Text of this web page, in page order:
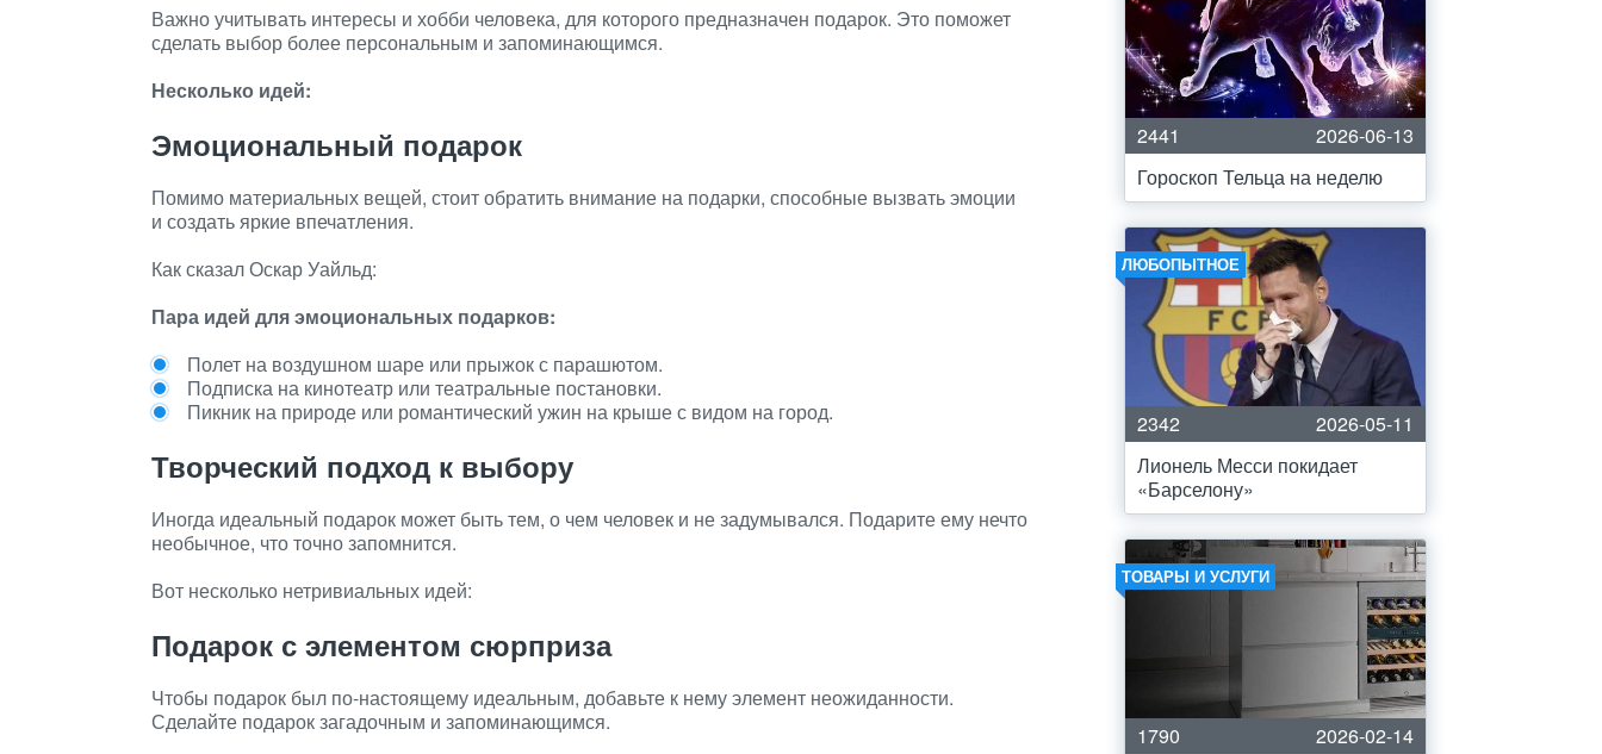
Важно учитывать интересы и хобби человека, для которого предназначен подарок. Это поможет
сделать выбор более персональным и запоминающимся.
Несколько идей:
Эмоциональный подарок
Помимо материальных вещей, стоит обратить внимание на подарки, способные вызвать эмоции
и создать яркие впечатления.
Как сказал Оскар Уайльд:
Пара идей для эмоциональных подарков:
Полет на воздушном шаре или прыжок с парашютом.
Подписка на кинотеатр или театральные постановки.
Пикник на природе или романтический ужин на крыше с видом на город.
Творческий подход к выбору
Иногда идеальный подарок может быть тем, о чем человек и не задумывался. Подарите ему нечто
необычное, что точно запомнится.
Вот несколько нетривиальных идей:
Подарок с элементом сюрприза
Чтобы подарок был по-настоящему идеальным, добавьте к нему элемент неожиданности.
Сделайте подарок загадочным и запоминающимся.
2441
2026-06-13
Гороскоп Тельца на неделю
ЛЮБОПЫТНОЕ
2342
2026-05-11
Лионель Месси покидает
«Барселону»
ТОВАРЫ И УСЛУГИ
1790
2026-02-14